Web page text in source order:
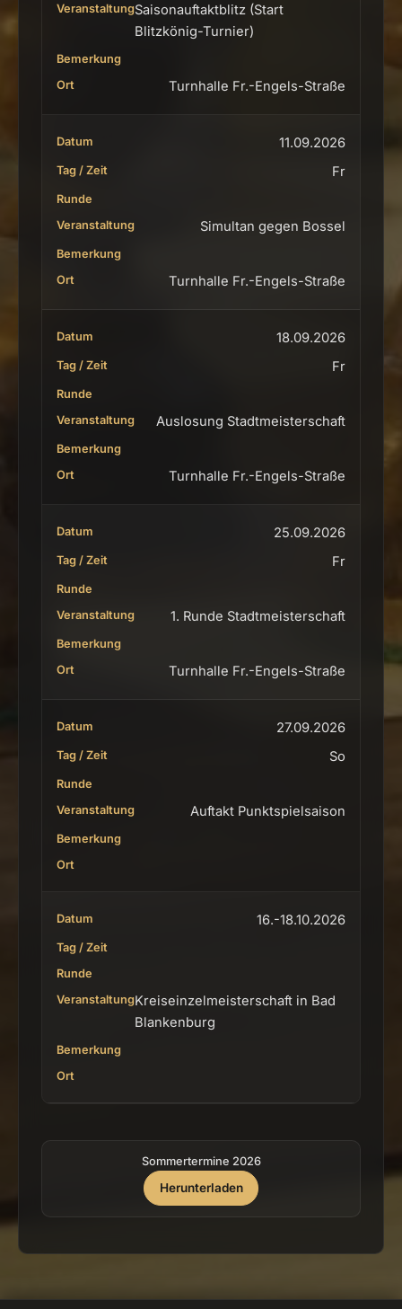
Saisonauftaktblitz (Start
Blitzkönig-Turnier)
Turnhalle Fr.-Engels-Straße
11.09.2026
Fr
Simultan gegen Bossel
Turnhalle Fr.-Engels-Straße
18.09.2026
Fr
Auslosung Stadtmeisterschaft
Turnhalle Fr.-Engels-Straße
25.09.2026
Fr
1. Runde Stadtmeisterschaft
Turnhalle Fr.-Engels-Straße
27.09.2026
So
Auftakt Punktspielsaison
16.-18.10.2026
Kreiseinzelmeisterschaft in Bad
Blankenburg
Sommertermine 2026
Herunterladen